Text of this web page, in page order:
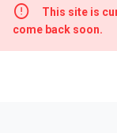
This site is
come back soon.